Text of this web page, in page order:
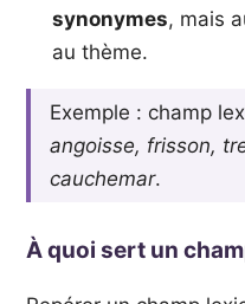
synonymes, mais
au thème.
Exemple : champ
angoisse, frisson,
cauchemar.
À quoi sert un